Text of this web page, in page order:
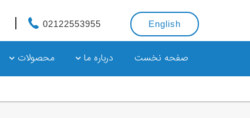
English
02122553955
صفحه نخست درباره ما محصولات